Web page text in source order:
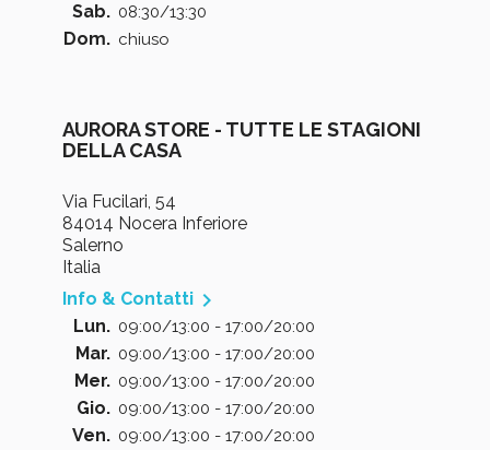
Sab. 08:30/13:30
Dom. chiuso
AURORA STORE - TUTTE LE STAGIONI
DELLA CASA
Via Fucilari, 54
84014 Nocera Inferiore
Salerno
Italia
Info & Contatti 
Lun. 09:00/13:00 - 17:00/20:00
Mar. 09:00/13:00 - 17:00/20:00
Mer. 09:00/13:00 - 17:00/20:00
Gio. 09:00/13:00 - 17:00/20:00
Ven. 09:00/13:00 - 17:00/20:00